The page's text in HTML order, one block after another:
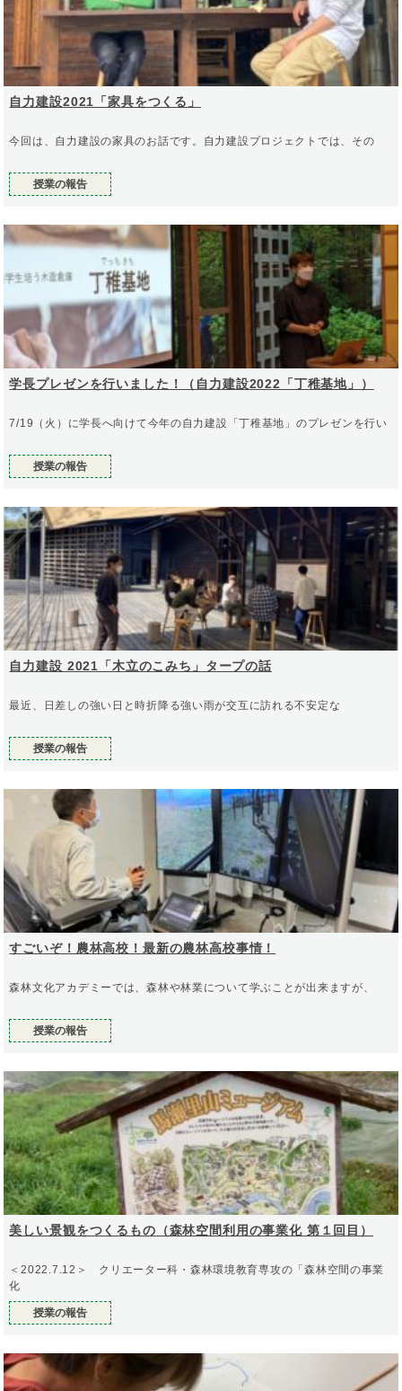
自力建設2021「家具をつくる」
今回は、自力建設の家具のお話です。自力建設プロジェクトでは、その
授業の報告
学長プレゼンを行いました！（自力建設2022「丁稚基地」）
7/19（火）に学長へ向けて今年の自力建設「丁稚基地」のプレゼンを行い
授業の報告
自力建設 2021「木立のこみち」タープの話
最近、日差しの強い日と時折降る強い雨が交互に訪れる不安定な
授業の報告
すごいぞ！農林高校！最新の農林高校事情！
森林文化アカデミーでは、森林や林業について学ぶことが出来ますが、
授業の報告
美しい景観をつくるもの（森林空間利用の事業化 第１回目）
＜2022.7.12＞ クリエーター科・森林環境教育専攻の「森林空間の事業
化
授業の報告